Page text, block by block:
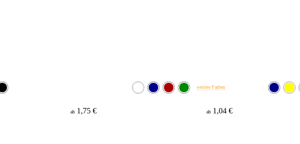
ab 1,75 €
weitere Farben
ab 1,04 €